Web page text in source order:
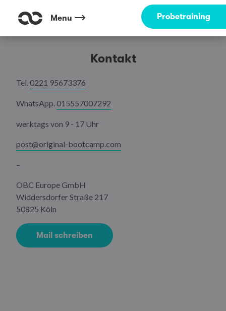
Menu Probetraining
Kontakt
Tel.0221 95673376
WhatsApp.015557007292
werktags von 9 - 17 Uhr
post@original-bootcamp.com
–
OBC Europe GmbH
Widdersdorfer Straße 217
50825 Köln
Mail schreiben